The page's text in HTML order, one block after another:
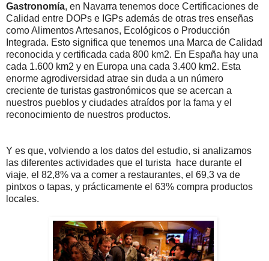
Gastronomía, en Navarra tenemos doce Certificaciones de
Calidad entre DOPs e IGPs además de otras tres enseñas
como Alimentos Artesanos, Ecológicos o Producción
Integrada. Esto significa que tenemos una Marca de Calidad
reconocida y certificada cada 800 km2. En España hay una
cada 1.600 km2 y en Europa una cada 3.400 km2. Esta
enorme agrodiversidad atrae sin duda a un número
creciente de turistas gastronómicos que se acercan a
nuestros pueblos y ciudades atraídos por la fama y el
reconocimiento de nuestros productos.
Y es que, volviendo a los datos del estudio, si analizamos
las diferentes actividades que el turista hace durante el
viaje, el 82,8% va a comer a restaurantes, el 69,3 va de
pintxos o tapas, y prácticamente el 63% compra productos
locales.